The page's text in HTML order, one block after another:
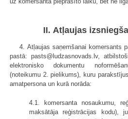
II. Atļaujas
4. Atļaujas saņemšanai komersants
pastā: pasts@ludzasnovads.lv,
elektronisko dokumentu
(noteikumu 2. pielikums), kuru
amatpersona un kurā norāda:
4.1. komersanta nosaukumu,
maksātāja reģistrācijas kodu),